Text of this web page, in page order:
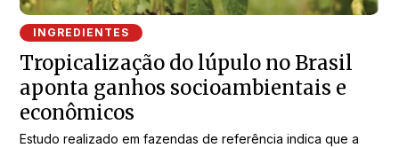
INGREDIENTES
Tropicalização do lúpulo no Brasil
aponta ganhos socioambientais e
econômicos
Estudo realizado em fazendas de referência indica que a